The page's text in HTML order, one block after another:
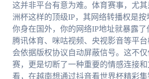
这并非平台有意为难。体育赛事，尤
洲杯这样的顶级IP，其网络转播权是按
你身在国外，你的网络IP地址就暴露
腾讯体育、咪咕视频、央视影音等平
会依据版权协议自动屏蔽信号。这不
赛，更是切断了一种重要的情感连接
看，在越南想通过抖音看世界杯精彩集